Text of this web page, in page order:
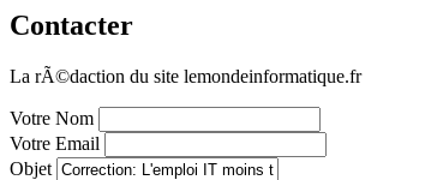
Contacter
La rÃ©daction du site lemondeinformatique.fr
Votre Nom
Votre Email
Objet